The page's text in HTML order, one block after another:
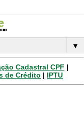
▼
Cadastral CPF |
de Crédito | IPTU